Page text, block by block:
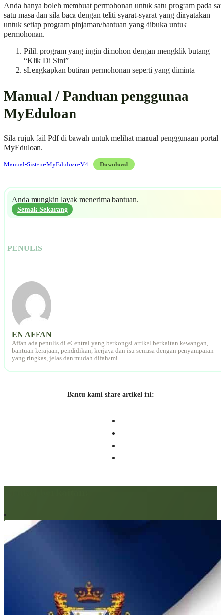
Anda hanya boleh membuat permohonan untuk satu program pada
satu masa dan sila baca dengan teliti syarat-syarat yang dinyatakan
untuk setiap program pinjaman/bantuan yang dibuka untuk
permohonan.
Pilih program yang ingin dimohon dengan mengklik butang
“Klik Di Sini”
sLengkapkan butiran permohonan seperti yang diminta
Manual / Panduan penggunaa
MyEduloan
Sila rujuk fail Pdf di bawah untuk melihat manual penggunaan portal
MyEduloan.
Manual-Sistem-MyEduloan-V4 Download
Anda mungkin layak menerima bantuan.
Semak Sekarang
PENULIS
EN AFFAN
Affan ada penulis di eCentral yang berkongsi artikel berkaitan kewangan,
bantuan kerajaan, pendidikan, kerjaya dan isu semasa dengan penyampaian
yang ringkas, jelas dan mudah difahami.
Bantu kami share artikel ini: